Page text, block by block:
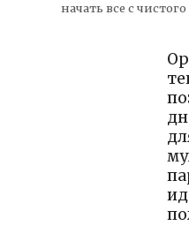
начать все с чистого